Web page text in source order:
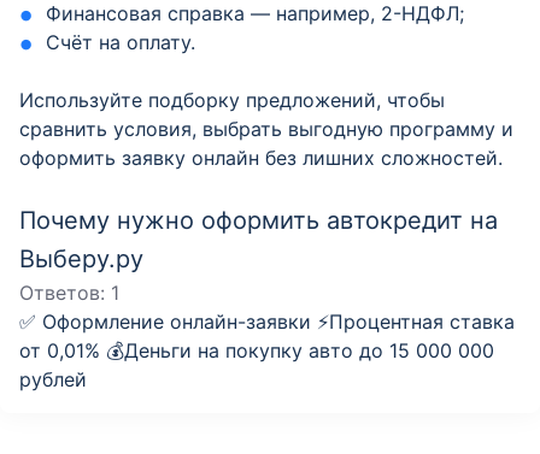
Финансовая справка — например, 2-НДФЛ;
Счёт на оплату.
Используйте подборку предложений, чтобы
сравнить условия, выбрать выгодную программу и
оформить заявку онлайн без лишних сложностей.
Почему нужно оформить автокредит на
Выберу.ру
Ответов: 1
✅ Оформление онлайн-заявки ⚡️Процентная ставка
от 0,01% 💰Деньги на покупку авто до 15 000 000
рублей